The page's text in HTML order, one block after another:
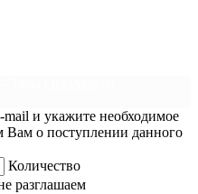
mail и укажите необходимое
о поступлении данного
Количество
разглашаем